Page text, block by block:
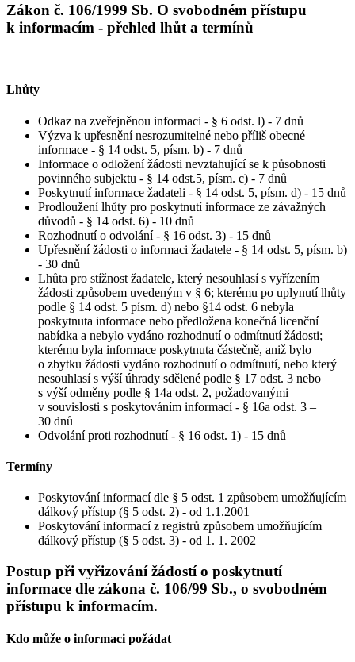
Zákon č. 106/1999 Sb. O svobodném přístupu
k informacím - přehled lhůt a termínů
Lhůty
Odkaz na zveřejněnou informaci - § 6 odst. l) - 7 dnů
Výzva k upřesnění nesrozumitelné nebo příliš obecné
informace - § 14 odst. 5, písm. b) - 7 dnů
Informace o odložení žádosti nevztahující se k působnosti
povinného subjektu - § 14 odst.5, písm. c) - 7 dnů
Poskytnutí informace žadateli - § 14 odst. 5, písm. d) - 15 dnů
Prodloužení lhůty pro poskytnutí informace ze závažných
důvodů - § 14 odst. 6) - 10 dnů
Rozhodnutí o odvolání - § 16 odst. 3) - 15 dnů
Upřesnění žádosti o informaci žadatele - § 14 odst. 5, písm. b)
- 30 dnů
Lhůta pro stížnost žadatele, který nesouhlasí s vyřízením
žádosti způsobem uvedeným v § 6; kterému po uplynutí lhůty
podle § 14 odst. 5 písm. d) nebo §14 odst. 6 nebyla
poskytnuta informace nebo předložena konečná licenční
nabídka a nebylo vydáno rozhodnutí o odmítnutí žádosti;
kterému byla informace poskytnuta částečně, aniž bylo
o zbytku žádosti vydáno rozhodnutí o odmítnutí, nebo který
nesouhlasí s výší úhrady sdělené podle § 17 odst. 3 nebo
s výší odměny podle § 14a odst. 2, požadovanými
v souvislosti s poskytováním informací - § 16a odst. 3 –
30 dnů
Odvolání proti rozhodnutí - § 16 odst. 1) - 15 dnů
Termíny
Poskytování informací dle § 5 odst. 1 způsobem umožňujícím
dálkový přístup (§ 5 odst. 2) - od 1.1.2001
Poskytování informací z registrů způsobem umožňujícím
dálkový přístup (§ 5 odst. 3) - od 1. 1. 2002
Postup při vyřizování žádostí o poskytnutí
informace dle zákona č. 106/99 Sb., o svobodném
přístupu k informacím.
Kdo může o informaci požádat